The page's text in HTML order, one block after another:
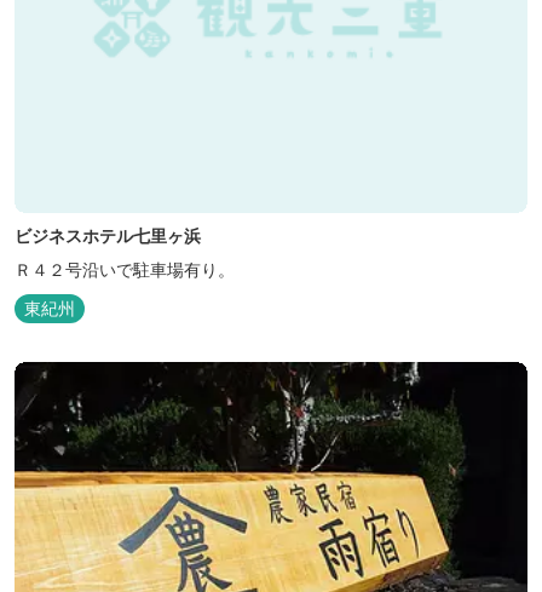
ビジネスホテル七里ヶ浜
Ｒ４２号沿いで駐車場有り。
東紀州